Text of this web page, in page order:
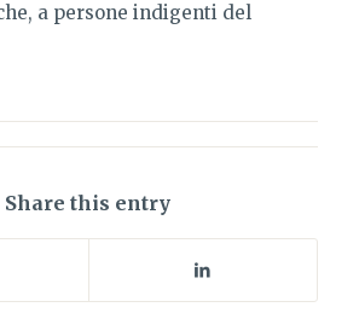
a persone indigenti del
Share this entry